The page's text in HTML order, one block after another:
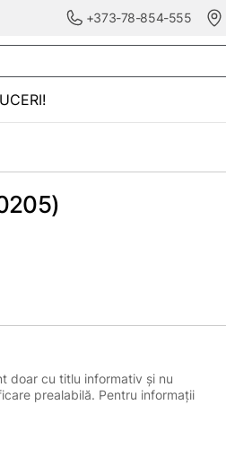
+373-78-854-555
doar cu titlu informativ și nu
prealabilă. Pentru informații